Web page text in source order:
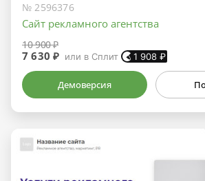
№ 2596376
Сайт рекламного агентства
10 900 ₽
7 630 ₽ или в Сплит 1 908 ₽
Демоверсия